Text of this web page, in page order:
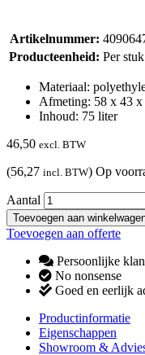
Artikelnummer:
Producteenheid: Per stuk
Materiaal:
Afmeting: 58 x 43 x
Inhoud: 75 liter
46,50 excl. BTW
(56,27 incl. BTW) Op
Aantal
Toevoegen aan
Toevoegen aan offerte
Persoonlijke
No nonsense
Goed en eerlijk
Productinformatie
Eigenschappen
Showroom &